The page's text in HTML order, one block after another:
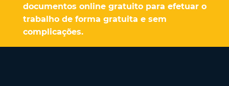
documentos online gratuito para efetuar o
trabalho de forma gratuita e sem
complicações.